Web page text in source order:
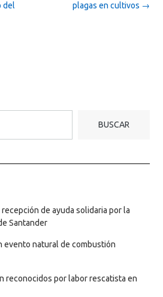
plagas en cultivos →
del
BUSCAR
de ayuda solidaria por la
Santander
evento natural de combustión
reconocidos por labor rescatista en